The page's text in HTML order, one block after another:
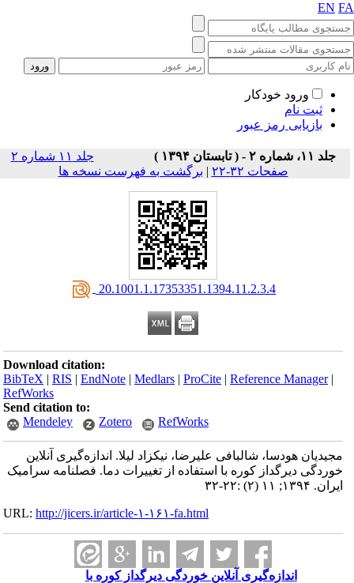
EN
ورود خودکار
ثبت نام
بازیابی رمز عبور
جلد ۱۱، شماره ۲ - ( تابستان ۱۳۹۴ )
جلد ۱۱ شماره ۲
صفحات ۳۲-۲۲
| برگشت به فهرست نسخه ها
‎ 20.1001.1.17353351.1394.11.2.3.4
Download citation:
BibTeX |RIS |EndNote |Medlars |ProCite |Reference Manager
RefWorks
Send citation to:
Mendeley
Zotero RefWorks
مجیدیان هودسا، شالبافی علیرضا، نیکزاد لیلا. اندازه‌گیری آنلاین
خوردگی دیرگداز کوره با استفاده از تغییرات دما. فصلنامه سرامیک
ایران. ۱۳۹۴; ۱۱ (۲) :۲۲-۳۲
URL:http://jicers.ir/article-۱-۱۶۱-fa.html
اندازه‌گیری آنلاین خوردگی دیرگداز کوره با